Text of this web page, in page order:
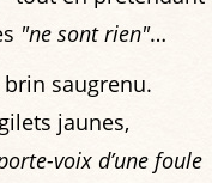
"ne sont rien"…
saugrenu.
jaunes,
voix d’une foule